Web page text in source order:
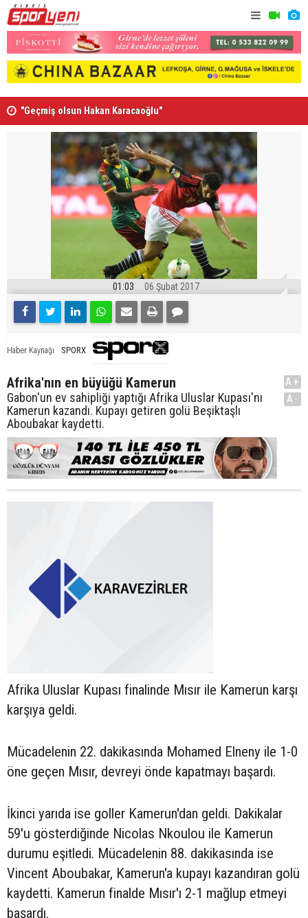
"Geçmiş olsun Hakan Karacaoğlu"
01:03 06 Şubat 2017
Haber Kaynağı SPORX
Afrika'nın en büyüğü Kamerun
Gabon'un ev sahipliği yaptığı Afrika Uluslar Kupası'nı
Kamerun kazandı. Kupayı getiren golü Beşiktaşlı
Aboubakar kaydetti.
A+
A-
Afrika Uluslar Kupası finalinde Mısır ile Kamerun karşı
karşıya geldi.
Mücadelenin 22. dakikasında Mohamed Elneny ile 1-0
öne geçen Mısır, devreyi önde kapatmayı başardı.
İkinci yarıda ise goller Kamerun'dan geldi. Dakikalar
59'u gösterdiğinde Nicolas Nkoulou ile Kamerun
durumu eşitledi. Mücadelenin 88. dakikasında ise
Vincent Aboubakar, Kamerun'a kupayı kazandıran golü
kaydetti. Kamerun finalde Mısır'ı 2-1 mağlup etmeyi
başardı.